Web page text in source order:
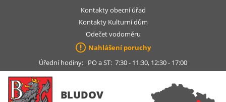
Kontakty obecní úřad
Kontakty Kulturní dům
Odečet vodoměru
Nahlášení poruchy
Úřední hodiny: PO a ST: 7:30 - 11:30, 12:30 - 17:00
BLUDOV